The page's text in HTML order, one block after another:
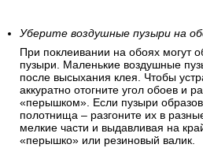
Уберите воздушные пузыри на
При поклеивании на обоях могут
пузыри. Маленькие воздушные
после высыхания клея. Чтобы
аккуратно отогните угол обоев и
«перышком». Если пузыри
полотнища – разгоните их в
мелкие части и выдавливая на
«перышко» или резиновый валик.